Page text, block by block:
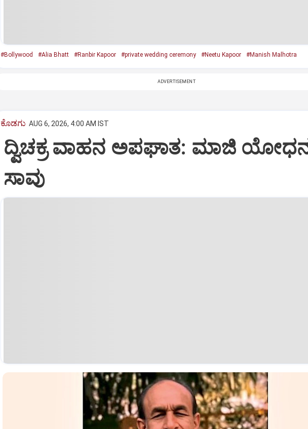
#Bollywood #Alia Bhatt #Ranbir Kapoor #private wedding ceremony #Neetu Kapoor #Manish Malhotra
ADVERTISEMENT
ಕೊಡಗು AUG 6, 2026, 4:00 AM IST
ದ್ವಿಚಕ್ರ ವಾಹನ ಅಪಘಾತ: ಮಾಜಿ
ಸಾವು